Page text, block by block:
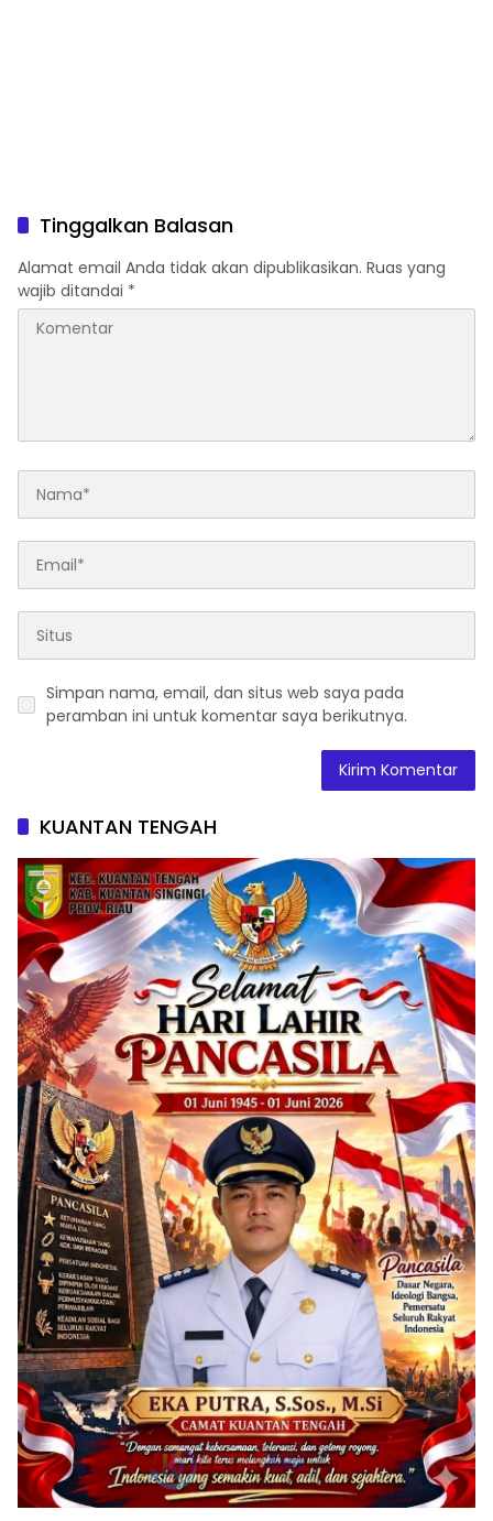
Tinggalkan Balasan
Alamat email Anda tidak akan dipublikasikan. Ruas yang
wajib ditandai *
Simpan nama, email, dan situs web saya pada
peramban ini untuk komentar saya berikutnya.
KUANTAN TENGAH